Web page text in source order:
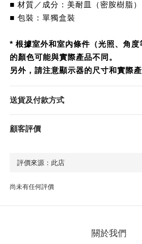
■ 材質／成分：美耐皿（密胺樹脂）
■ 包裝：單獨盒裝
* 根據室外和室內條件（光照、角度
的顏色可能與實際產品不同。
另外，請注意顯示器的尺寸和實際
送貨及付款方式
顧客評價
尚未有任何評價
關於我們